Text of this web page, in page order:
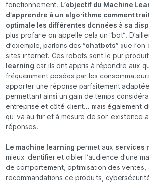
fonctionnement. L’objectif du Machine
d’apprendre à un algorithme comment
optimale les différentes données à sa
plus profane on appelle cela un “bot”.
d’exemple, parlons des “chatbots” que
sites internet. Ces robots sont le pur
learning car ils ont appris à répondre aux
fréquemment posées par les
apporter une réponse parfaitement adaptée
permettant ainsi un gain de temps
entreprise et côté client… mais également
qui va au fur et à mesure de son existence
réponses.
Le machine learning permet aux services
mieux identifier et cibler l’audience d’une
de comportement, optimisation des ventes,
recommandations de produits,